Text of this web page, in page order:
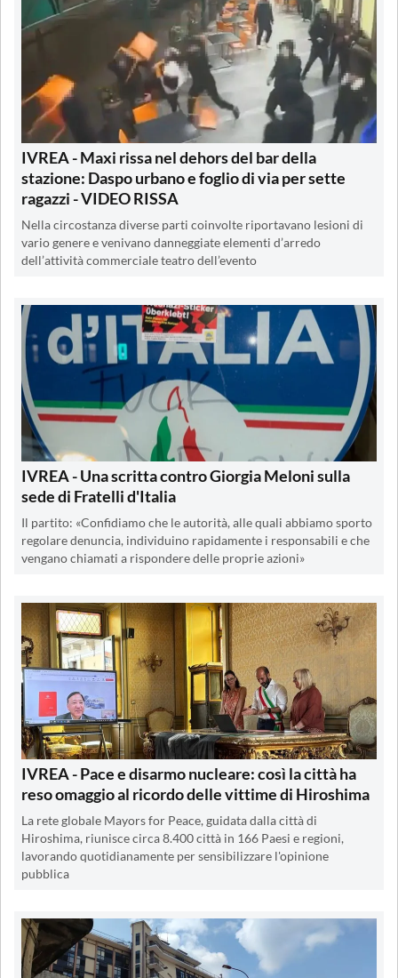
IVREA - Maxi rissa nel dehors del bar della
stazione: Daspo urbano e foglio di via per sette
ragazzi - VIDEO RISSA
Nella circostanza diverse parti coinvolte riportavano lesioni di
vario genere e venivano danneggiate elementi d’arredo
dell’attività commerciale teatro dell’evento
IVREA - Una scritta contro Giorgia Meloni sulla
sede di Fratelli d'Italia
Il partito: «Confidiamo che le autorità, alle quali abbiamo sporto
regolare denuncia, individuino rapidamente i responsabili e che
vengano chiamati a rispondere delle proprie azioni»
IVREA - Pace e disarmo nucleare: così la città ha
reso omaggio al ricordo delle vittime di Hiroshima
La rete globale Mayors for Peace, guidata dalla città di
Hiroshima, riunisce circa 8.400 città in 166 Paesi e regioni,
lavorando quotidianamente per sensibilizzare l'opinione
pubblica